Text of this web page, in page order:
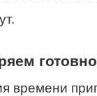
времени